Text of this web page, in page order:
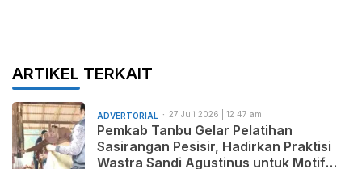
ARTIKEL TERKAIT
ADVERTORIAL 27 Juli 2026 | 12:47 am
Pemkab Tanbu Gelar Pelatihan
Sasirangan Pesisir, Hadirkan Praktisi
Wastra Sandi Agustinus untuk Motif